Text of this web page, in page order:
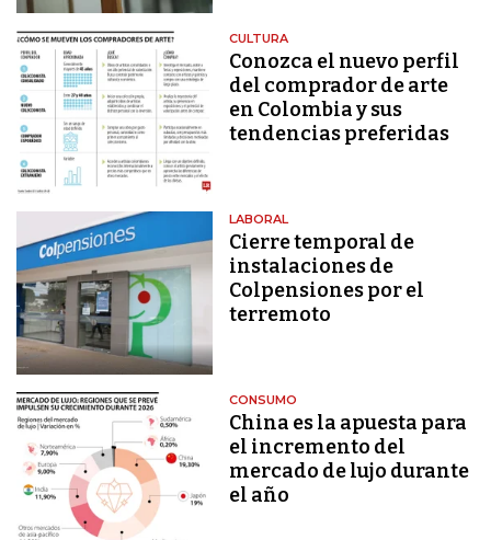
CULTURA
Conozca el nuevo perfil
del comprador de arte
en Colombia y sus
tendencias preferidas
LABORAL
Cierre temporal de
instalaciones de
Colpensiones por el
terremoto
CONSUMO
China es la apuesta para
el incremento del
mercado de lujo durante
el año